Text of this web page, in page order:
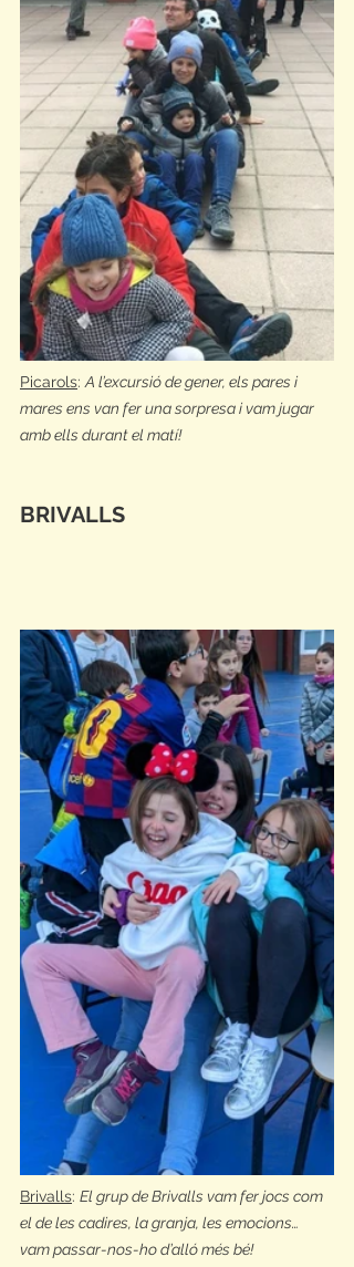
Picarols: A l’excursió de gener, els pares i
mares ens van fer una sorpresa i vam jugar
amb ells durant el matí!
BRIVALLS
Brivalls: El grup de Brivalls vam fer jocs com
el de les cadires, la granja, les emocions…
vam passar-nos-ho d’alló més bé!